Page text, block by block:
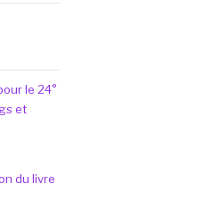
le 24°
et
du livre